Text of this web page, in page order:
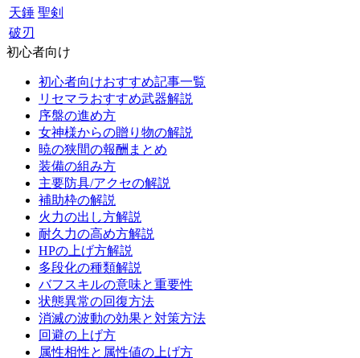
天錘 聖剣
破刃
初心者向け
初心者向けおすすめ記事一覧
リセマラおすすめ武器解説
序盤の進め方
女神様からの贈り物の解説
暁の狭間の報酬まとめ
装備の組み方
主要防具/アクセの解説
補助枠の解説
火力の出し方解説
耐久力の高め方解説
HPの上げ方解説
多段化の種類解説
バフスキルの意味と重要性
状態異常の回復方法
消滅の波動の効果と対策方法
回避の上げ方
属性相性と属性値の上げ方